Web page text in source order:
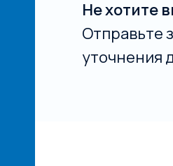
Не хотите
Отправьте
уточнения